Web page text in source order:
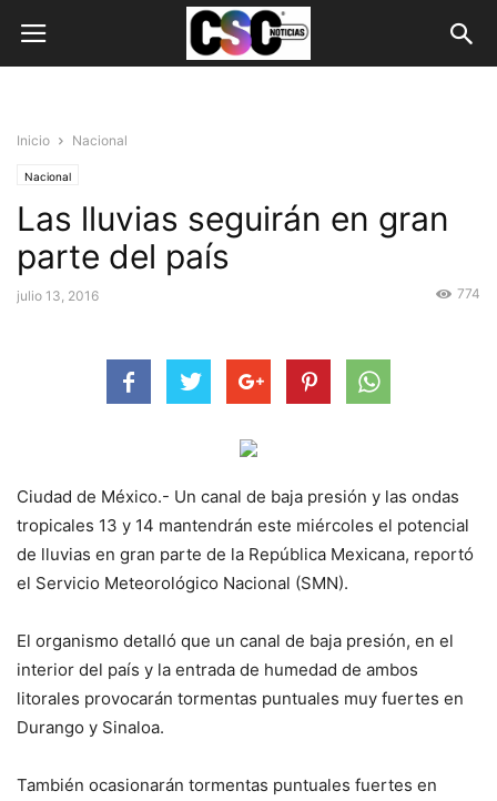
Inicio Nacional
Nacional
Las lluvias seguirán en gran
parte del país
julio 13, 2016 774
Ciudad de México.- Un canal de baja presión y las ondas
tropicales 13 y 14 mantendrán este miércoles el potencial
de lluvias en gran parte de la República Mexicana, reportó
el Servicio Meteorológico Nacional (SMN).
El organismo detalló que un canal de baja presión, en el
interior del país y la entrada de humedad de ambos
litorales provocarán tormentas puntuales muy fuertes en
Durango y Sinaloa.
También ocasionarán tormentas puntuales fuertes en